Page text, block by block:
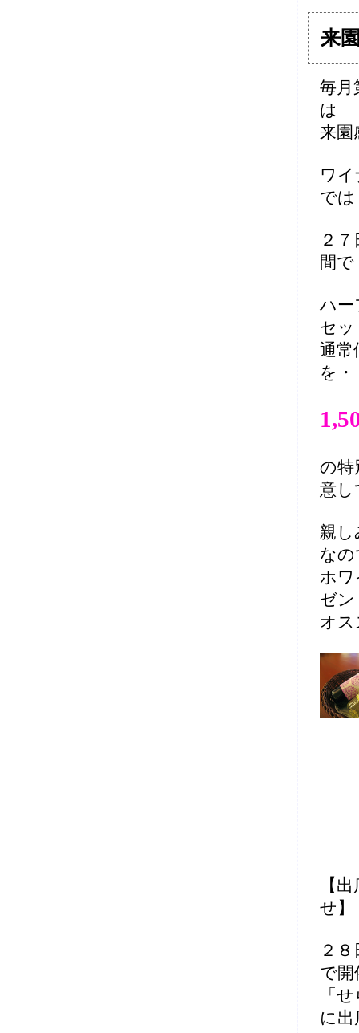
来
毎月
は
来園
ワ
では
２
間で
ハー
セッ
通常
を・
の特
意し
親し
なの
ホ
ゼ
オ
【
せ】
２
で開
「
に